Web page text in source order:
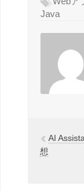
Java
AI
想